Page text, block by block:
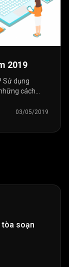
2019
Sử dụng
cách
03/05/2019
tòa soạn